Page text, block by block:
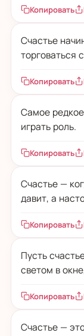
Копировать
Счастье
торговаться
Копировать
Самое
играть роль.
Копировать
Счастье —
давит, а
Копировать
Пусть
светом в
Копировать
Счастье —